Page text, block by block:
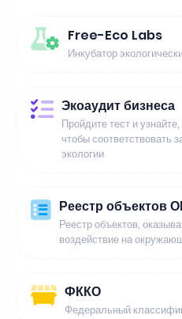
Free-Eco Labs
Инкубатор
Экоаудит бизнеса
Пройдите тест и
чтобы соответствовать
экологии
Реестр объектов
Реестр объектов,
воздействие на
ФККО
Федеральный